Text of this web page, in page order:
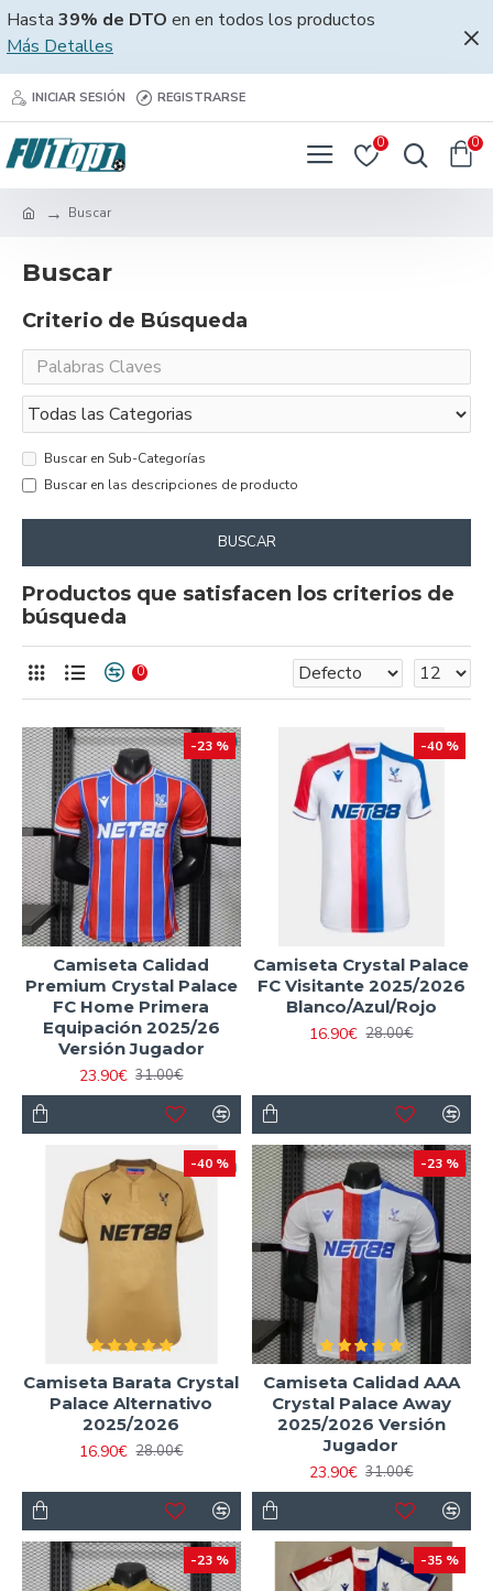
Hasta 39% de DTO en en todos los productos
Más Detalles
INICIAR SESIÓN REGISTRARSE
0 0
Buscar
Buscar
Criterio de Búsqueda
Buscar en Sub-Categorías
Buscar en las descripciones de producto
BUSCAR
Productos que satisfacen los criterios de
búsqueda
0
-23 %
Camiseta Calidad
Premium Crystal Palace
FC Home Primera
Equipación 2025/26
Versión Jugador
23.90€ 31.00€
-40 %
Camiseta Crystal Palace
FC Visitante 2025/2026
Blanco/Azul/Rojo
16.90€ 28.00€
-40 %
Camiseta Barata Crystal
Palace Alternativo
2025/2026
16.90€ 28.00€
-23 %
Camiseta Calidad AAA
Crystal Palace Away
2025/2026 Versión
Jugador
23.90€ 31.00€
-23 % -35 %